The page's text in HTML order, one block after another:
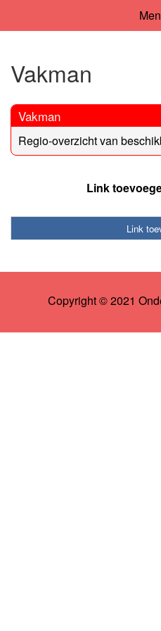
Vakman
Vakman
Regio-overzicht van
Link
Link
Copyright © 2021